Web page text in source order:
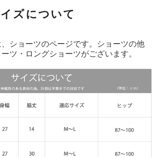
ズについて
ショーツのページです。ショーツの他
ツ・ロングショーツがございます。